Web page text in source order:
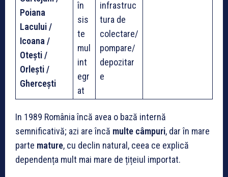
Poiana
Lacului /
Icoana /
Otești /
Orlești /
Ghercești
în
sis
te
mul
int
egr
at
infrastruc
tura de
colectare/
pompare/
depozitar
e
In 1989 România încă avea o bază internă
semnificativă; azi are încă multe câmpuri, dar în mare
parte mature, cu declin natural, ceea ce explică
dependența mult mai mare de țițeiul importat.